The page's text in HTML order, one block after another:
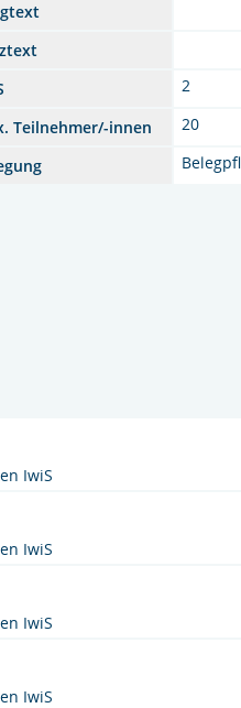
2
Teilnehmer/-innen
20
IwiS
IwiS
IwiS
IwiS